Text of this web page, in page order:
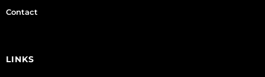
Contact
LINKS